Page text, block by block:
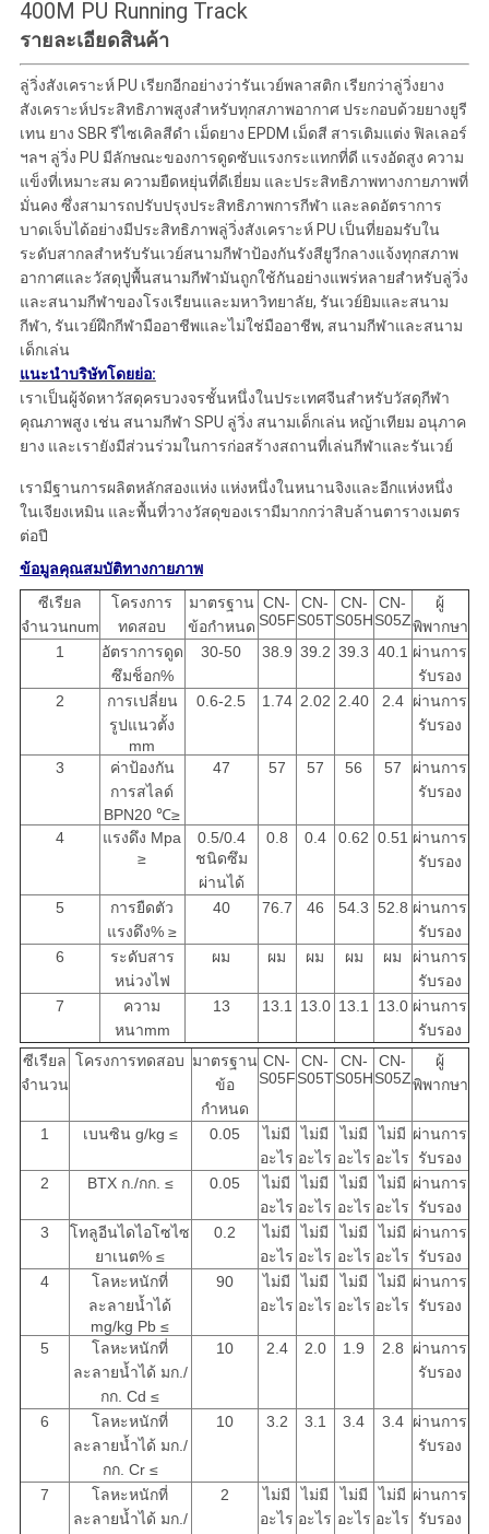
400M PU Running Track
รายละเอียดสินค้า
ลู่วิ่งสังเคราะห์ PU เรียกอีกอย่างว่ารันเวย์พลาสติก เรียกว่าลู่วิ่งยาง
สังเคราะห์ประสิทธิภาพสูงสำหรับทุกสภาพอากาศ ประกอบด้วยยางยูรี
เทน ยาง SBR รีไซเคิลสีดำ เม็ดยาง EPDM เม็ดสี สารเติมแต่ง ฟิลเลอร์
ฯลฯ ลู่วิ่ง PU มีลักษณะของการดูดซับแรงกระแทกที่ดี แรงอัดสูง ความ
แข็งที่เหมาะสม ความยืดหยุ่นที่ดีเยี่ยม และประสิทธิภาพทางกายภาพที่
มั่นคง ซึ่งสามารถปรับปรุงประสิทธิภาพการกีฬา และลดอัตราการ
บาดเจ็บได้อย่างมีประสิทธิภาพลู่วิ่งสังเคราะห์ PU เป็นที่ยอมรับใน
ระดับสากลสำหรับรันเวย์สนามกีฬาป้องกันรังสียูวีกลางแจ้งทุกสภาพ
อากาศและวัสดุปูพื้นสนามกีฬามันถูกใช้กันอย่างแพร่หลายสำหรับลู่วิ่ง
และสนามกีฬาของโรงเรียนและมหาวิทยาลัย, รันเวย์ยิมและสนาม
กีฬา, รันเวย์ฝึกกีฬามืออาชีพและไม่ใช่มืออาชีพ, สนามกีฬาและสนาม
เด็กเล่น
แนะนำบริษัทโดยย่อ:
เราเป็นผู้จัดหาวัสดุครบวงจรชั้นหนึ่งในประเทศจีนสำหรับวัสดุกีฬา
คุณภาพสูง เช่น สนามกีฬา SPU ลู่วิ่ง สนามเด็กเล่น หญ้าเทียม อนุภาค
ยาง และเรายังมีส่วนร่วมในการก่อสร้างสถานที่เล่นกีฬาและรันเวย์
เรามีฐานการผลิตหลักสองแห่ง แห่งหนึ่งในหนานจิงและอีกแห่งหนึ่ง
ในเจียงเหมิน และพื้นที่วางวัสดุของเรามีมากกว่าสิบล้านตารางเมตร
ต่อปี
ข้อมูลคุณสมบัติทางกายภาพ
ซีเรียล
จำนวนnum
โครงการ
ทดสอบ
มาตรฐาน
ข้อกำหนด
CN-
S05F
CN-
S05T
CN-
S05H
CN-
S05Z
ผู้
พิพากษา
1
อัตราการดูด
ซึมช็อก%
30-50 38.9 39.2 39.3 40.1 ผ่านการ
รับรอง
2
การเปลี่ยน
รูปแนวตั้ง
mm
0.6-2.5 1.74 2.02 2.40 2.4 ผ่านการ
รับรอง
3
ค่าป้องกัน
การสไลด์
BPN20 ℃≥
47 57 57 56 57
ผ่านการ
รับรอง
4
แรงดึง Mpa
≥
0.5/0.4
ชนิดซึม
ผ่านได้
0.8 0.4 0.62 0.51 ผ่านการ
รับรอง
5
การยืดตัว
แรงดึง% ≥
40 76.7 46 54.3 52.8 ผ่านการ
รับรอง
6
ระดับสาร
หน่วงไฟ
ผม ผม ผม ผม ผม
ผ่านการ
รับรอง
7
ความ
หนาmm
13 13.1 13.0 13.1 13.0 ผ่านการ
รับรอง
ซีเรียล
จำนวน
โครงการทดสอบ มาตรฐาน
ข้อ
กำหนด
CN-
S05F
CN-
S05T
CN-
S05H
CN-
S05Z
ผู้
พิพากษา
1 เบนซิน g/kg ≤ 0.05
ไม่มี
อะไร
ไม่มี
อะไร
ไม่มี
อะไร
ไม่มี
อะไร
ผ่านการ
รับรอง
2
BTX ก./กก. ≤ 0.05
ไม่มี
อะไร
ไม่มี
อะไร
ไม่มี
อะไร
ไม่มี
อะไร
ผ่านการ
รับรอง
3
โทลูอีนไดไอโซไซ
ยาเนต% ≤
0.2
ไม่มี
อะไร
ไม่มี
อะไร
ไม่มี
อะไร
ไม่มี
อะไร
ผ่านการ
รับรอง
4
โลหะหนักที่
ละลายน้ำได้
mg/kg Pb ≤
90
ไม่มี
อะไร
ไม่มี
อะไร
ไม่มี
อะไร
ไม่มี
อะไร
ผ่านการ
รับรอง
5
โลหะหนักที่
ละลายน้ำได้ มก./
กก. Cd ≤
10 2.4 2.0 1.9 2.8
ผ่านการ
รับรอง
6
โลหะหนักที่
ละลายน้ำได้ มก./
กก. Cr ≤
10 3.2 3.1 3.4 3.4 ผ่านการ
รับรอง
7
โลหะหนักที่
ละลายน้ำได้ มก./
2
ไม่มี
อะไร
ไม่มี
อะไร
ไม่มี
อะไร
ไม่มี
อะไร
ผ่านการ
รับรอง